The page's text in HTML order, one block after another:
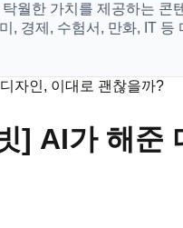
를 제공하는 콘텐츠 프로덕
서, 만화, IT 등 다양한 분
자인, 이대로 괜찮을까?
] AI가 해준